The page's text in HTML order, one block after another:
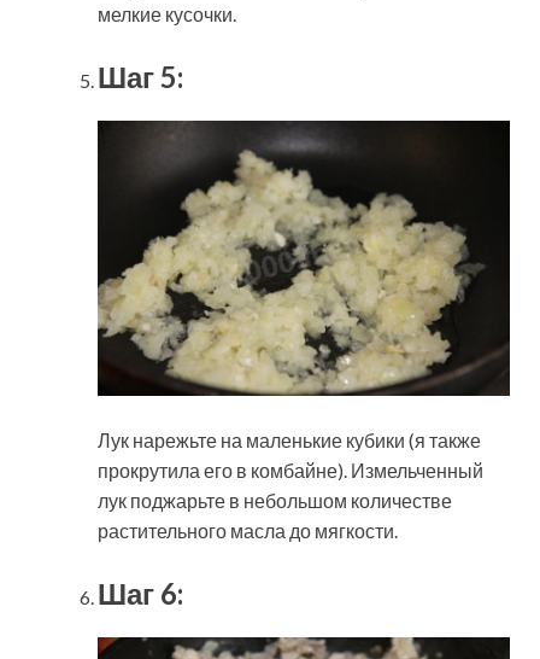
мелкие кусочки.
Шаг 5:
Лук нарежьте на маленькие кубики (я также
прокрутила его в комбайне). Измельченный
лук поджарьте в небольшом количестве
растительного масла до мягкости.
Шаг 6: